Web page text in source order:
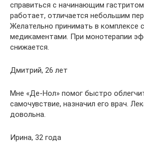
справиться с начинающим
работает, отличается небольшим
Желательно принимать в комплексе
медикаментами. При монотерапии
снижается.
Дмитрий, 26 лет
Мне «Де-Нол» помог быстро
самочувствие, назначил его врач.
довольна.
Ирина, 32 года